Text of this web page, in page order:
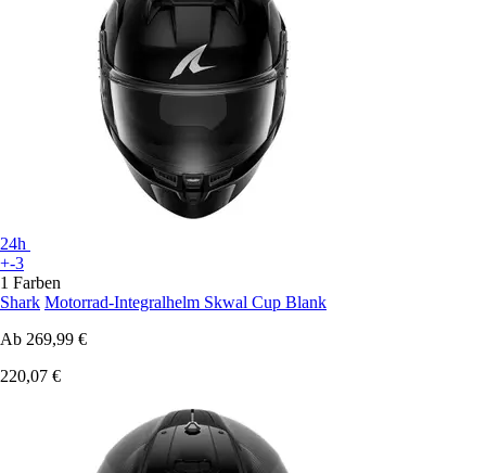
24h
+-3
1 Farben
Shark Motorrad-Integralhelm Skwal Cup Blank
Ab 269,99 €
220,07 €